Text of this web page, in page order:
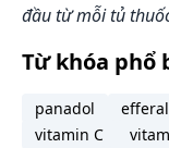
đầu từ mỗi tủ
Từ khóa phổ
panadol
vitamin C